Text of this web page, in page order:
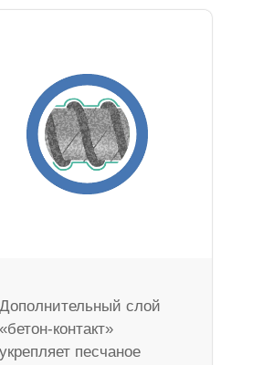
Дополнительный слой
«бетон-контакт»
укрепляет песчаное